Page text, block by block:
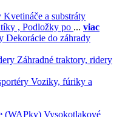
Kvetináče a substráty
, Podložky po ... viac
Dekorácie do záhrady
Záhradné traktory, ridery
Voziky, fúriky a
Vysokotlakové